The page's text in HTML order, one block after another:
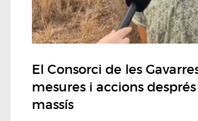
El Consorci de les
mesures i accions
massís